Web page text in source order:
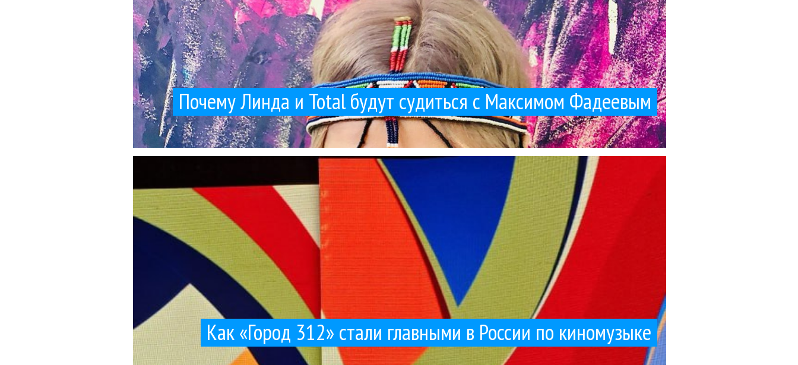
Почему Линда и Total будут судиться с Максимом Фадеевым
Как «Город 312» стали главными в России по киномузыке
Как «Город 312» стали главными в России по киномузыке
28 / 03 / 2026
Первый канал
Сегодня снимали душевный выпуск «ДоРе: нулевые» с группой «Город 312». Была и пела даже Ая, но я тупой, и не
успел ее заснять. С голой спиной и надписью - это актриса Юлия Пересильд, она же теперь...